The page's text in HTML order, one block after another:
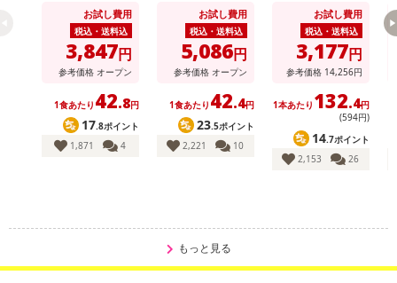
タージュ / 濃厚かぼ
ちゃポタージュ / 濃
厚クラムポタージュ
お試し費用
税込・送料込
3,847円
参考価格 オープン
1食あたり 42.8円
17.8ポイント
1,871
4
濃厚かぼちゃポター
お試し費用
税込・送料込
5,086円
参考価格 オープン
1食あたり 42.4円
23.5ポイント
2,221
10
トマトポタージュ /
クリームポタージュ
お試し費用
税込・送料込
3,177円
参考価格 14,256円
1本あたり 132.4円
(594円)
14.7ポイント
2,153
26
もっと見る